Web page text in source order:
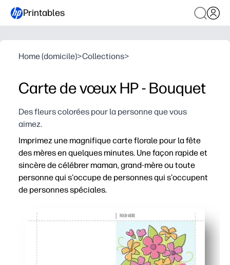
Printables
Home (domicile)>Collections>
Carte de vœux HP - Bouquet
Des fleurs colorées pour la personne que vous
aimez.
Imprimez une magnifique carte florale pour la fête
des mères en quelques minutes. Une façon rapide et
sincère de célébrer maman, grand-mère ou toute
personne qui s'occupe de personnes qui s'occupent
de personnes spéciales.
Pratique à imprimer et à emporter : il vous suffit
Idéal pour les cadeaux de dernière minute : évitez le
Facile à personnaliser : intérieur vierge spacieux
Idéal pour la maison ou la classe : une page par